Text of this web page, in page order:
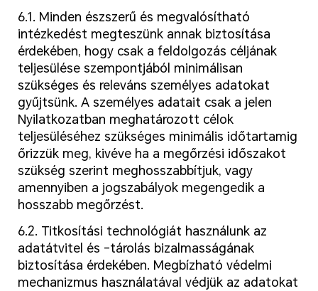
6.1. Minden észszerű és megvalósítható
intézkedést megteszünk annak biztosítása
érdekében, hogy csak a feldolgozás céljának
teljesülése szempontjából minimálisan
szükséges és releváns személyes adatokat
gyűjtsünk. A személyes adatait csak a jelen
Nyilatkozatban meghatározott célok
teljesüléséhez szükséges minimális időtartamig
őrizzük meg, kivéve ha a megőrzési időszakot
szükség szerint meghosszabbítjuk, vagy
amennyiben a jogszabályok megengedik a
hosszabb megőrzést.
6.2. Titkosítási technológiát használunk az
adatátvitel és -tárolás bizalmasságának
biztosítása érdekében. Megbízható védelmi
mechanizmus használatával védjük az adatokat